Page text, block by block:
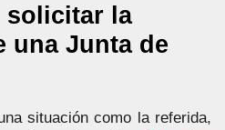
solicitar la
una Junta de
situación como la referida,